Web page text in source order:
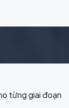
từng giai đoạn